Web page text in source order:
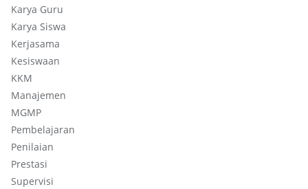
Karya Guru
Karya Siswa
Kerjasama
Kesiswaan
KKM
Manajemen
MGMP
Pembelajaran
Penilaian
Prestasi
Supervisi